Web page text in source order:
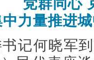
党群同心
力量推进
记何晓军